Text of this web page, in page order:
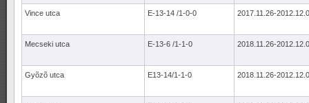
Vince utca E-13-14 /1-0-0 2017.11.26-
Mecseki utca E-13-6 /1-1-0 2018.11.26-
Gyõzõ utca E13-14/1-1-0 2018.11.26-